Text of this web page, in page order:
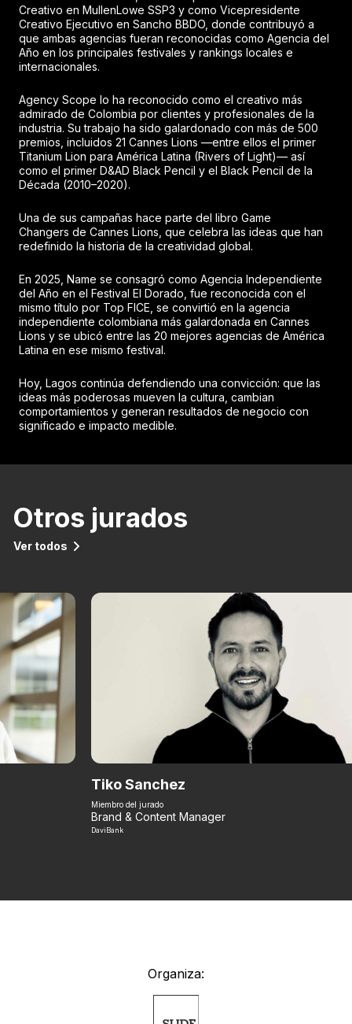
Creativo en MullenLowe SSP3 y como Vicepresidente
Creativo Ejecutivo en Sancho BBDO, donde contribuyó a
que ambas agencias fueran reconocidas como Agencia del
Año en los principales festivales y rankings locales e
internacionales.
Agency Scope lo ha reconocido como el creativo más
admirado de Colombia por clientes y profesionales de la
industria. Su trabajo ha sido galardonado con más de 500
premios, incluidos 21 Cannes Lions —entre ellos el primer
Titanium Lion para América Latina (Rivers of Light)— así
como el primer D&AD Black Pencil y el Black Pencil de la
Década (2010–2020).
Una de sus campañas hace parte del libro Game
Changers de Cannes Lions, que celebra las ideas que han
redefinido la historia de la creatividad global.
En 2025, Name se consagró como Agencia Independiente
del Año en el Festival El Dorado, fue reconocida con el
mismo título por Top FICE, se convirtió en la agencia
independiente colombiana más galardonada en Cannes
Lions y se ubicó entre las 20 mejores agencias de América
Latina en ese mismo festival.
Hoy, Lagos continúa defendiendo una convicción: que las
ideas más poderosas mueven la cultura, cambian
comportamientos y generan resultados de negocio con
significado e impacto medible.
Otros jurados
Ver todos
Tiko Sanchez
Miembro del jurado
Brand & Content Manager
DaviBank
Organiza: